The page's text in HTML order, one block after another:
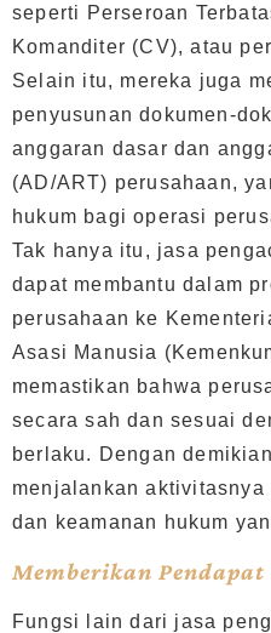
seperti Perseroan
Komanditer (CV), atau
Selain itu, mereka juga
penyusunan dokumen-
anggaran dasar dan
(AD/ART) perusahaan,
hukum bagi operasi
Tak hanya itu, jasa
dapat membantu dalam
perusahaan ke
Asasi Manusia
memastikan bahwa
secara sah dan sesuai
berlaku. Dengan
menjalankan aktivitasnya
dan keamanan hukum
Memberikan
Fungsi lain dari jasa